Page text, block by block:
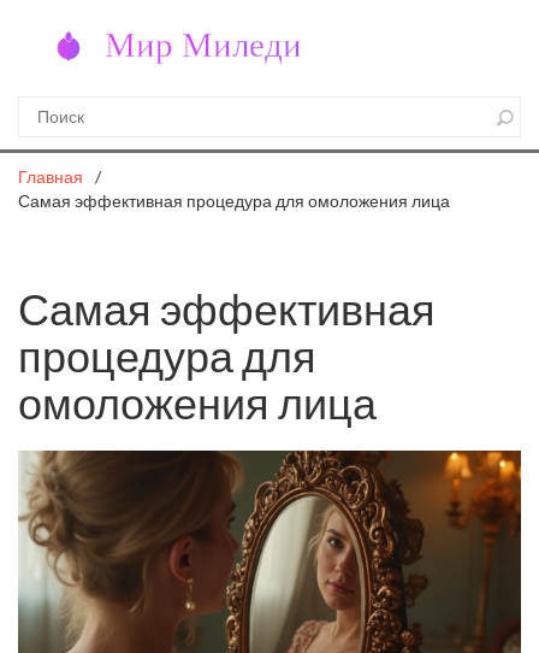
Главная
Самая эффективная процедура для омоложения лица
Самая эффективная
процедура для
омоложения лица